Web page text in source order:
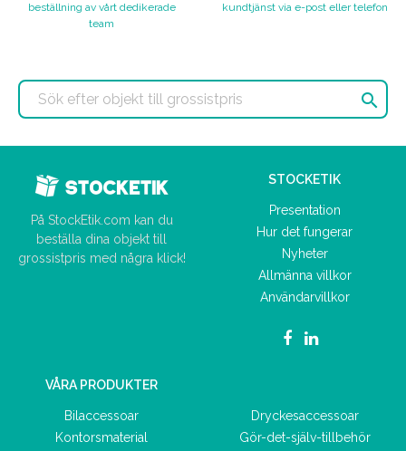
beställning av vårt dedikerade
team
kundtjänst via e-post eller telefon

På StockEtik.com kan du
beställa dina objekt till
grossistpris med några klick!
STOCKETIK
Presentation
Hur det fungerar
Nyheter
Allmänna villkor
Användarvillkor
VÅRA PRODUKTER
Bilaccessoar
Kontorsmaterial
Dryckesaccessoar
Gör-det-själv-tillbehör